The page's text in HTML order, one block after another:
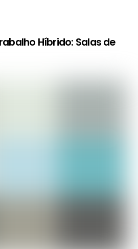
Híbrido: Salas de